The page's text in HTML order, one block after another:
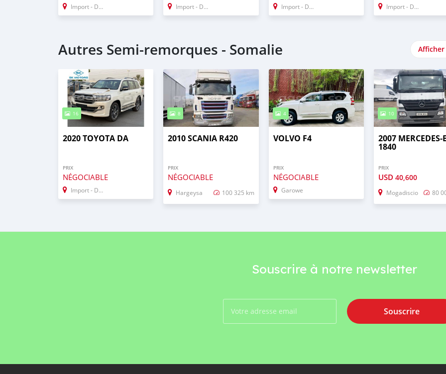
Import - Dubai Import - Dubai Import - Dubai Import - Dubai
Autres Semi‒remorques - Somalie
16
2020 TOYOTA DA
PRIX
NÉGOCIABLE
Import - Dubai
8
2010 SCANIA R420
PRIX
NÉGOCIABLE
Hargeysa 100 325 km
4
VOLVO F4
PRIX
NÉGOCIABLE
Garowe
10
2007
1840
PRIX
USD 40,600
Mogadiscio 80
Souscrire à notre newsletter
Souscrire